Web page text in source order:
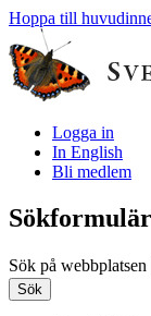
Hoppa till
Logga in
In English
Bli medlem
Sökformulär
Sök på webbplatsen